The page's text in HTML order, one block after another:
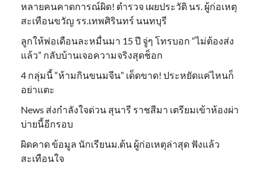
หลายคนคาดการณ์ผิด! ตำรวจ เผยประวัติ นร. ผู้ก่อเหตุ
สะเทือนขวัญ รร.เทพศิรินทร์ นนทบุรี
ลูกให้พ่อเดือนละหมื่นมา 15 ปี จู่ๆ โทรบอก “ไม่ต้องส่ง
แล้ว” กลับบ้านเจอความจริงสุดช็อก
4 กลุ่มนี้ “ห้ามกินขนมจีน” เด็ดขาด! ประหยัดแค่ไหนก็
อย่าแตะ
News ส่งกำลังใจด่วน สุนารี ราชสีมา เตรียมเข้าห้องผ่า
บ่ายนี้อีกรอบ
ผิดคาด ข้อมูล นักเรียนม.ต้น ผู้ก่อเหตุล่าสุด ฟังแล้ว
สะเทือนใจ